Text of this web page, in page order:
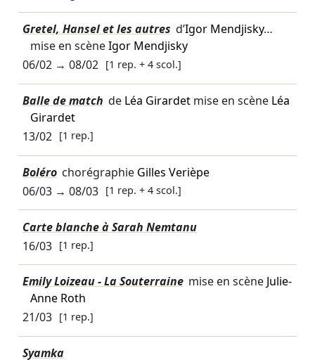
Gretel, Hansel et les autres d’Igor Mendjisky…
mise en scèneIgor Mendjisky
06/02→ 08/02 [1 rep. + 4 scol.]
Balle de match de Léa Girardetmise en scène Léa
Girardet
13/02 [1 rep.]
Boléro chorégraphie Gilles Verièpe
06/03→ 08/03 [1 rep. + 4 scol.]
Carte blanche à Sarah Nemtanu
16/03 [1 rep.]
Emily Loizeau - La Souterraine mise en scène Julie-
Anne Roth
21/03 [1 rep.]
Syamka